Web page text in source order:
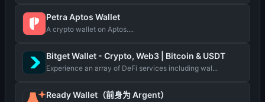
Petra Aptos Wallet
A crypto wallet on Aptos....
Bitget Wallet - Crypto, Web3 | Bitcoin & USDT
Experience an array of DeFi services including wal...
Ready Wallet（前身为 Argent）